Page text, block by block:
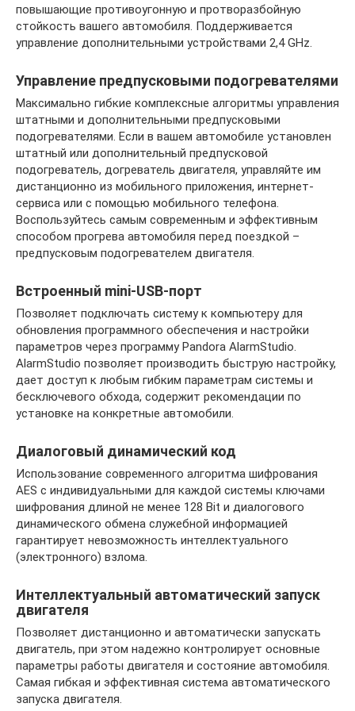
повышающие противоугонную и протворазбойную
стойкость вашего автомобиля. Поддерживается
управление дополнительными устройствами 2,4 GHz.
Управление предпусковыми подогревателями
Максимально гибкие комплексные алгоритмы управления
штатными и дополнительными предпусковыми
подогревателями. Если в вашем автомобиле установлен
штатный или дополнительный предпусковой
подогреватель, догреватель двигателя, управляйте им
дистанционно из мобильного приложения, интернет-
сервиса или с помощью мобильного телефона.
Воспользуйтесь самым современным и эффективным
способом прогрева автомобиля перед поездкой –
предпусковым подогревателем двигателя.
Встроенный mini-USB-порт
Позволяет подключать систему к компьютеру для
обновления программного обеспечения и настройки
параметров через программу Pandora AlarmStudio.
AlarmStudio позволяет производить быструю настройку,
дает доступ к любым гибким параметрам системы и
бесключевого обхода, содержит рекомендации по
установке на конкретные автомобили.
Диалоговый динамический код
Использование современного алгоритма шифрования
AES с индивидуальными для каждой системы ключами
шифрования длиной не менее 128 Bit и диалогового
динамического обмена служебной информацией
гарантирует невозможность интеллектуального
(электронного) взлома.
Интеллектуальный автоматический запуск
двигателя
Позволяет дистанционно и автоматически запускать
двигатель, при этом надежно контролирует основные
параметры работы двигателя и состояние автомобиля.
Самая гибкая и эффективная система автоматического
запуска двигателя.